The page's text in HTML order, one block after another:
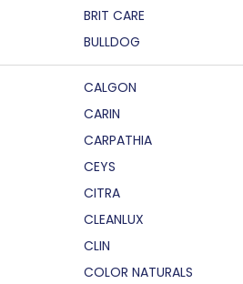
BRIT CARE
BULLDOG
CALGON
CARIN
CARPATHIA
CEYS
CITRA
CLEANLUX
CLIN
COLOR NATURALS